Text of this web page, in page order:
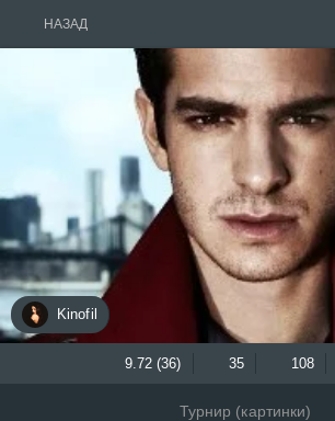
НАЗАД
Kinofil
9.72 (36) 35 108
Турнир (картинки)